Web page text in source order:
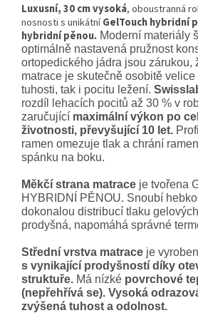
Luxusní, 30 cm vysoká, oboustranná
nosnosti s unikátníGelTouch hybridní
hybridní pěnou. Moderní materiály
optimálně nastavená pružnost
ortopedického jádra jsou zárukou,
matrace je skutečně osobitě
tuhosti, tak i pocitu ležení.
rozdíl lehacích pocitů až 30 % v
zaručující maximální výkon po
životnosti, převyšující 10 let.
ramen omezuje tlak a chrání
spánku na boku.
Měkčí strana matrace je tvořena
HYBRIDNÍ PĚNOU. Snoubí
dokonalou distribucí tlaku
prodyšná, napomáhá správné
Střední vrstva matrace je
s vynikající prodyšností díky
struktuře. Má nízké povrchové
(nepřehřívá se). Vysoká
zvýšená tuhost a odolnost.